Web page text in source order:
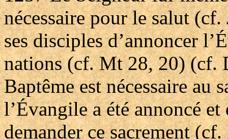
nécessaire pour le salut
ses disciples d’annoncer
nations (cf. Mt 28, 20) (cf.
Baptême est nécessaire au
l’Évangile a été annoncé
demander ce sacrement